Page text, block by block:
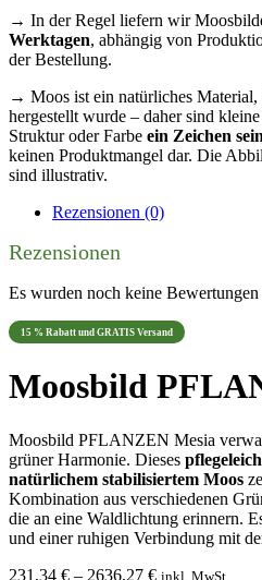
→ In der Regel liefern wir
Werktagen, abhängig von
der Bestellung.
→ Moos ist ein natürliches Material,
hergestellt wurde – daher sind
Struktur oder Farbe ein Zeichen
keinen Produktmangel dar. Die
sind illustrativ.
Rezensionen (0)
Rezensionen
Es wurden noch keine
15 % Rabatt und GRATIS Versand
Moosbild
Moosbild PFLANZEN Mesia
grüner Harmonie. Dieses
natürlichem stabilisiertem Moos
Kombination aus verschiedenen
die an eine Waldlichtung erinnern.
und einer ruhigen Verbindung mit
231,34 € – 2636,27 €Preisspanne:
inkl. MwSt.